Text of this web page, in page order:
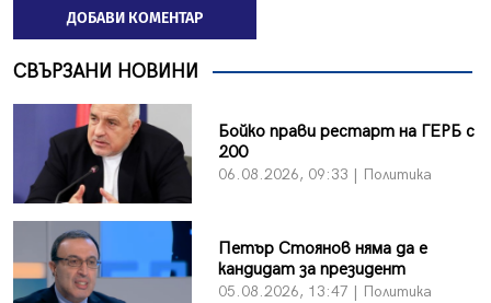
ДОБАВИ КОМЕНТАР
СВЪРЗАНИ НОВИНИ
Бойко прави рестарт на ГЕРБ с
200
06.08.2026, 09:33 | Политика
Петър Стоянов няма да е
кандидат за президент
05.08.2026, 13:47 | Политика